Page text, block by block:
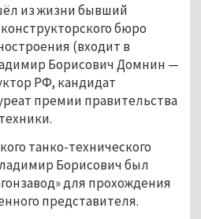
из жизни бывший
бюро
(входит в
Борисович Домнин —
РФ, кандидат
премии правительства
танко-технического
Борисович был
для прохождения
представителя.